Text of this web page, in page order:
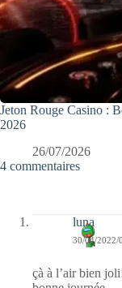
Jeton Rouge Casino :
2026
26/07/2026
4 commentaires
luna
30/04/2022/
çà à l’air bien